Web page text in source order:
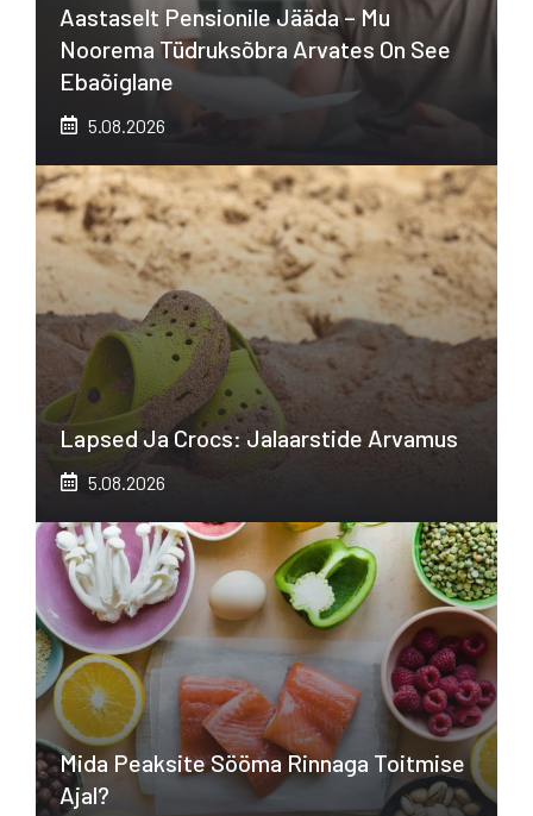
Aastaselt Pensionile Jääda – Mu
Noorema Tüdruksõbra Arvates On See
Ebaõiglane
5.08.2026
Lapsed Ja Crocs: Jalaarstide Arvamus
5.08.2026
Mida Peaksite Sööma Rinnaga Toitmise
Ajal?